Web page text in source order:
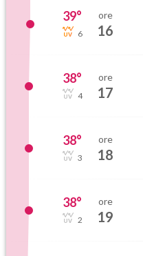
39°
6
ore
16
38°
4
ore
17
38°
3
ore
18
38°
2
ore
19